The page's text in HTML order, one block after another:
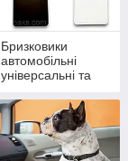
Бризковики
автомобільні
універсальні та